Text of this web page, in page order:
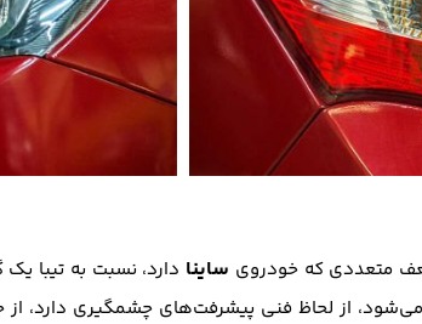
متعددی که خودروی ساینا دارد، نسبت به تیبا
از لحاظ فنی پیشرفت‌های چشمگیری دارد، از